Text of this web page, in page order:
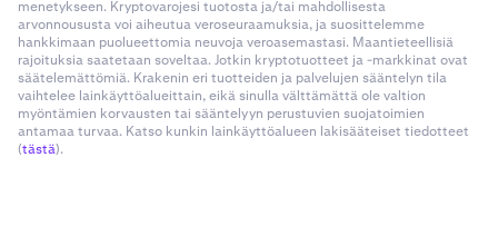
menetykseen. Kryptovarojesi tuotosta ja/tai mahdollisesta
arvonnoususta voi aiheutua veroseuraamuksia, ja suosittelemme
hankkimaan puolueettomia neuvoja veroasemastasi. Maantieteellisiä
rajoituksia saatetaan soveltaa. Jotkin kryptotuotteet ja -markkinat ovat
säätelemättömiä. Krakenin eri tuotteiden ja palvelujen sääntelyn tila
vaihtelee lainkäyttöalueittain, eikä sinulla välttämättä ole valtion
myöntämien korvausten tai sääntelyyn perustuvien suojatoimien
antamaa turvaa. Katso kunkin lainkäyttöalueen lakisääteiset tiedotteet
(tästä).